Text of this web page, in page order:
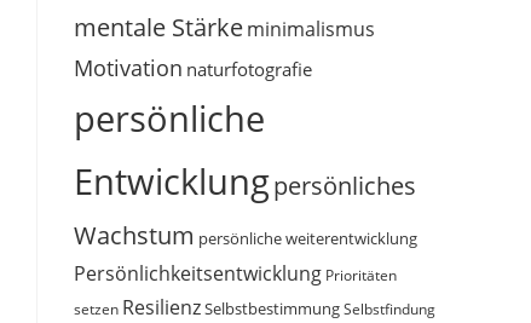
mentale Stärkeminimalismus
Motivation naturfotografie
persönliche
Entwicklungpersönliches
Wachstum persönliche weiterentwicklung
Persönlichkeitsentwicklung Prioritäten
setzen ResilienzSelbstbestimmungSelbstfindung